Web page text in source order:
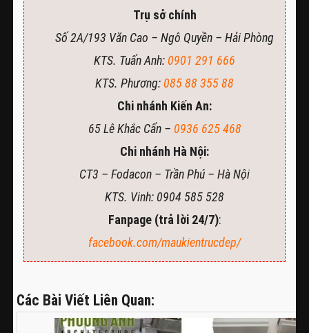
Trụ sở chính
Số 2A/193 Văn Cao – Ngô Quyền – Hải Phòng
KTS. Tuấn Anh: 0901 291 666
KTS. Phương: 085 88 355 88
Chi nhánh Kiến An:
65 Lê Khắc Cẩn – 0936 625 468
Chi nhánh Hà Nội:
CT3 – Fodacon – Trần Phú – Hà Nội
KTS. Vinh: 0904 585 528
Fanpage (trả lời 24/7):
facebook.com/maukientrucdep/
Các Bài Viết Liên Quan: